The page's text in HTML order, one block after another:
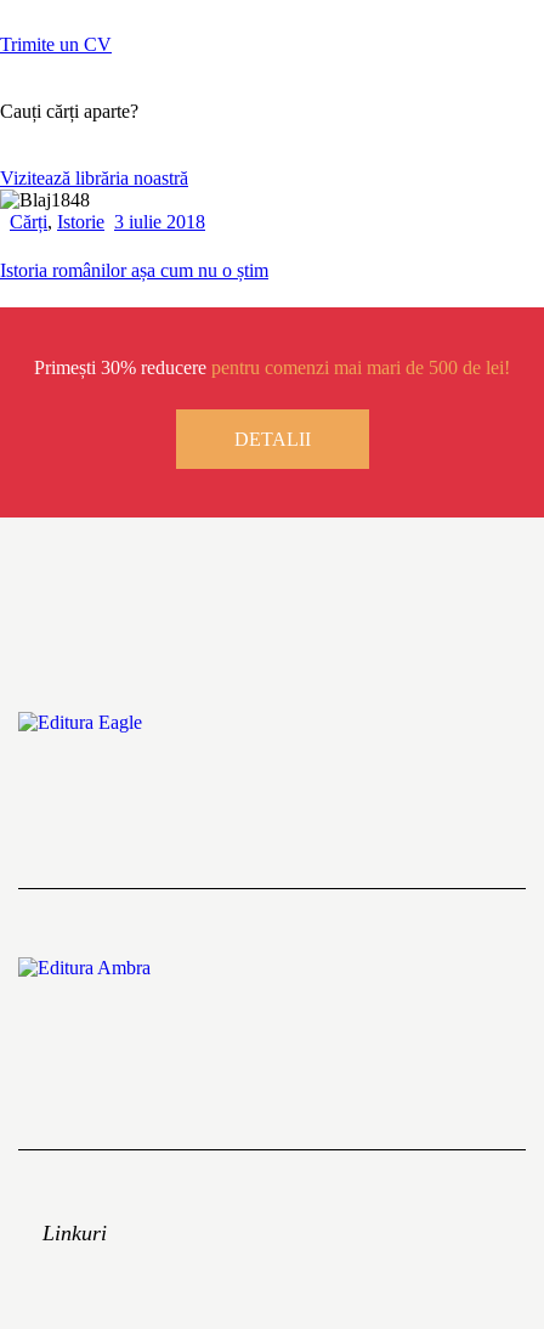
Trimite un CV
Cauți cărți aparte?
Vizitează librăria noastră
Cărți, Istorie 3 iulie 2018
Istoria românilor așa cum nu o știm
Primești 30% reducere pentru comenzi mai mari de 500 de lei!
DETALII
Linkuri